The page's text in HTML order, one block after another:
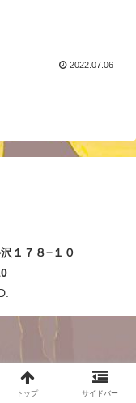
2022.07.06
１７８−１０
トップ サイドバー